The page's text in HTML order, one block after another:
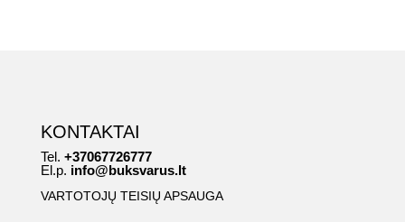
KONTAKTAI
Tel. +37067726777
El.p. info@buksvarus.lt
VARTOTOJŲ TEISIŲ APSAUGA